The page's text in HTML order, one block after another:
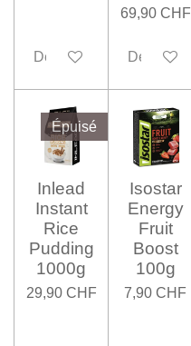
Désactivé
69,90 CHF
Désactivé
Épuisé
Inlead
Instant
Rice
Pudding
1000g
29,90 CHF
Isostar
Energy
Fruit
Boost
100g
7,90 CHF